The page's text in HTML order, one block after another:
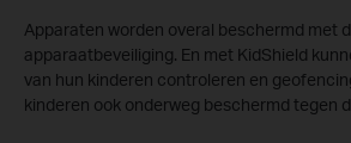
Apparaten worden overal beschermd met
apparaatbeveiliging. En met KidShield
van hun kinderen controleren en
kinderen ook onderweg beschermd tegen